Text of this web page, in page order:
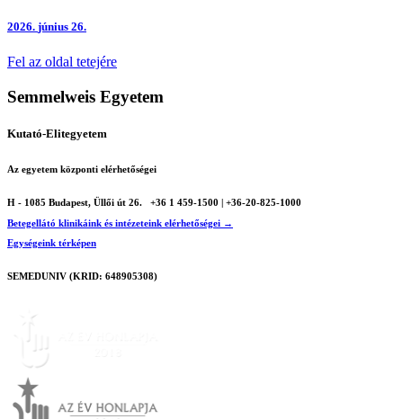
2026. június 26.
Fel az oldal tetejére
Semmelweis Egyetem
Kutató-Elitegyetem
Az egyetem központi elérhetőségei
H - 1085 Budapest, Üllői út 26.
+36 1 459-1500 | +36-20-825-1000
Betegellátó klinikáink és intézeteink elérhetőségei →
Egységeink térképen
SEMEDUNIV (KRID: 648905308)